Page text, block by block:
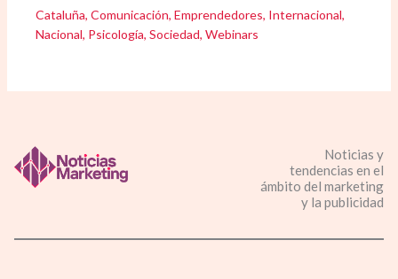
Cataluña,Comunicación,Emprendedores, Internacional,
Nacional, Psicología,Sociedad,Webinars
Noticias y
tendencias en el
ámbito del marketing
y la publicidad